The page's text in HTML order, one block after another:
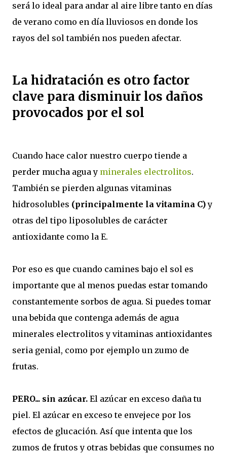
será lo ideal para andar al aire libre tanto en días
de verano como en día lluviosos en donde los
rayos del sol también nos pueden afectar.
La hidratación es otro factor
clave para disminuir los daños
provocados por el sol
Cuando hace calor nuestro cuerpo tiende a
perder mucha agua y minerales electrolitos.
También se pierden algunas vitaminas
hidrosolubles (principalmente la vitamina C)y
otras del tipo liposolubles de carácter
antioxidante como la E.
Por eso es que cuando camines bajo el sol es
importante que al menos puedas estar tomando
constantemente sorbos de agua. Si puedes tomar
una bebida que contenga además de agua
minerales electrolitos y vitaminas antioxidantes
seria genial, como por ejemplo un zumo de
frutas.
PERO... sin azúcar. El azúcar en exceso daña tu
piel. El azúcar en exceso te envejece por los
efectos de glucación. Así que intenta que los
zumos de frutos y otras bebidas que consumes no